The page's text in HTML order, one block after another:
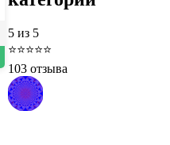
5 из 5
⭐⭐⭐⭐⭐
103 отзыва